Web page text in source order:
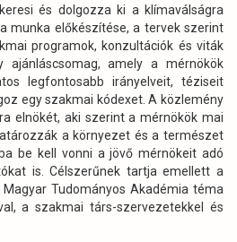
és dolgozza ki a klímaválságra
munka előkészítése, a tervek szerint
programok, konzultációk és viták
ajánláscsomag, amely a mérnökök
legfontosabb irányelveit, téziseit
egy szakmai kódexet. A közlemény
elnökét, aki szerint a mérnökök mai
a környezet és a természet
be kell vonni a jövő mérnökeit adó
is. Célszerűnek tartja emellett a
Tudományos Akadémia téma
a szakmai társ-szervezetekkel és